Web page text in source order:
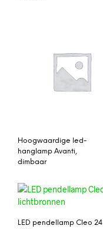
Hoogwaardige led-
hanglamp Avanti,
dimbaar
LED pendellamp Cleo 24